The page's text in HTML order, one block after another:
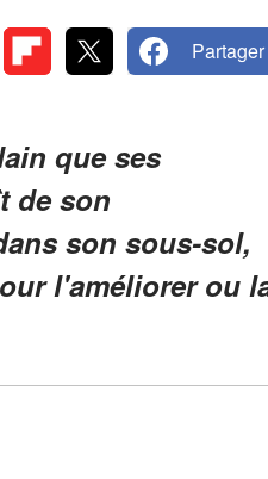
Partager
que ses
de son
son sous-sol,
l'améliorer ou